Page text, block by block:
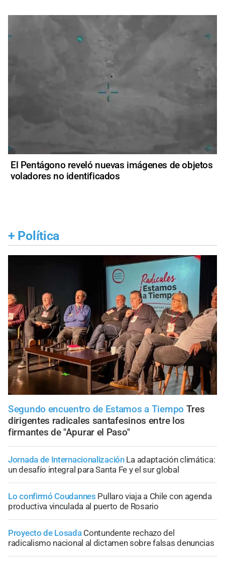
El Pentágono reveló nuevas imágenes de objetos
voladores no identificados
+ Política
Segundo encuentro de Estamos a Tiempo Tres
dirigentes radicales santafesinos entre los
firmantes de "Apurar el Paso"
Jornada de Internacionalización La adaptación climática:
un desafío integral para Santa Fe y el sur global
Lo confirmó Coudannes Pullaro viaja a Chile con agenda
productiva vinculada al puerto de Rosario
Proyecto de Losada Contundente rechazo del
radicalismo nacional al dictamen sobre falsas denuncias